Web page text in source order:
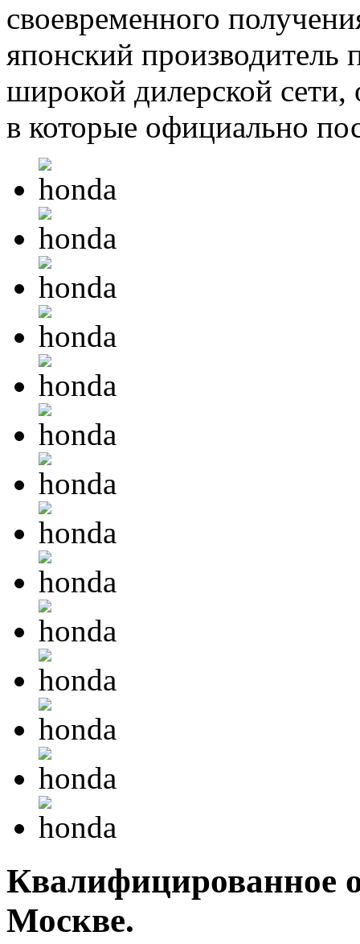
своевременного
японский производитель
широкой дилерской сети,
в которые официально
Квалифицированное
Москве.